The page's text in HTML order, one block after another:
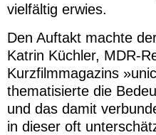
vielfältig erwies.
Den Auftakt machte
Katrin Küchler, MDR-
Kurzfilmmagazins
thematisierte die
und das damit
in dieser oft